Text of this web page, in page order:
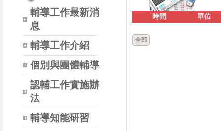
輔導工作最新消
息
輔導工作介紹
個別與團體輔導
認輔工作實施辦
法
輔導知能研習
時間 單位
全部